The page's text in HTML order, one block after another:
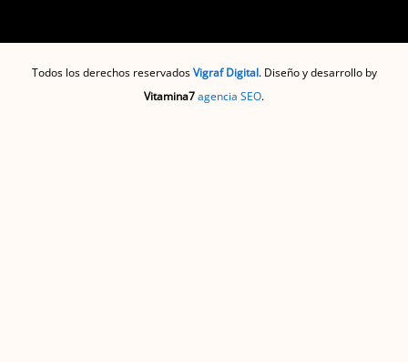
Todos los derechos reservadosVigraf Digital. Diseño y desarrollo by
Vitamina7agencia SEO.